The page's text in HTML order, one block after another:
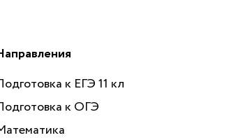
к ЕГЭ 11 кл
к ОГЭ